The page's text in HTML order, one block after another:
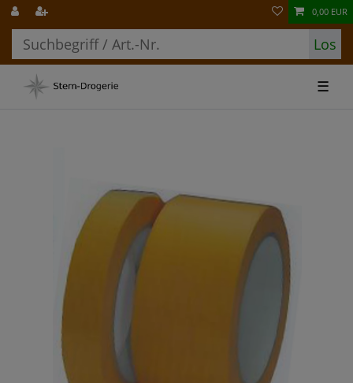
Los
0,00 EUR
☰